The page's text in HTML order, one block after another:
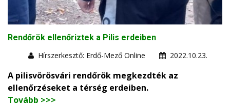
Rendőrök ellenőriztek a Pilis erdeiben
Hírszerkesztő: Erdő-Mező Online
2022.10.23.
A pilisvörösvári rendőrök megkezdték az
ellenőrzéseket a térség erdeiben.
Tovább >>>